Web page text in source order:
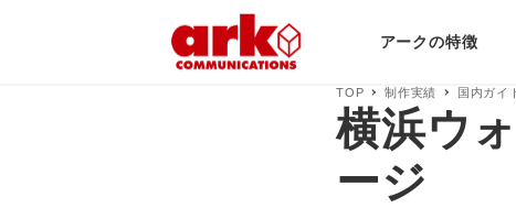
アークの特徴
TOP 制作実績 国内ガイ
横浜ウ
ージ